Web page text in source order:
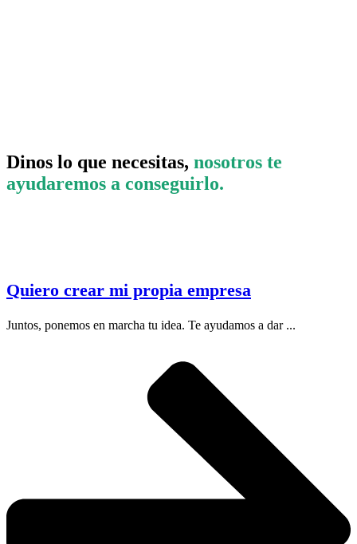
Dinos lo que necesitas, nosotros te
ayudaremos a conseguirlo.
Quiero crear mi propia empresa
Juntos, ponemos en marcha tu idea. Te ayudamos a dar ...